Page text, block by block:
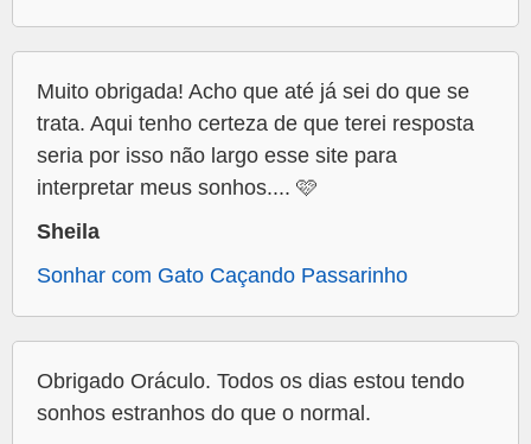
Muito obrigada! Acho que até já sei do que se
trata. Aqui tenho certeza de que terei resposta
seria por isso não largo esse site para
interpretar meus sonhos.... 🩷
Sheila
Sonhar com Gato Caçando Passarinho
Obrigado Oráculo. Todos os dias estou tendo
sonhos estranhos do que o normal.